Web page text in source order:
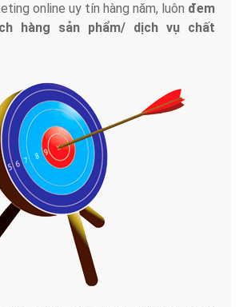
online uy tín hàng năm, luôn đem
hàng sản phẩm/ dịch vụ chất